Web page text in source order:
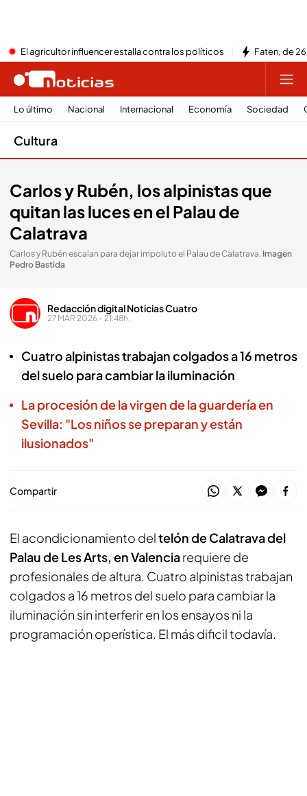
El agricultor influencer estalla contra los políticos Faten, de
Lo último Nacional Internacional Economía Sociedad
Cultura
Carlos y Rubén, los alpinistas que
quitan las luces en el Palau de
Calatrava
Carlos y Rubén escalan para dejar impoluto el Palau de Calatrava. Imagen
Pedro Bastida
Redacción digital Noticias Cuatro
27 MAR 2026 - 21:48h.
Cuatro alpinistas trabajan colgados a 16 metros
del suelo para cambiar la iluminación
La procesión de la virgen de la guardería en
Sevilla: "Los niños se preparan y están
ilusionados"
Compartir
El acondicionamiento deltelón de Calatrava del
Palau de Les Arts, en Valenciarequiere de
profesionales de altura. Cuatro alpinistas trabajan
colgados a 16 metros del suelo para cambiar la
iluminación sin interferir en los ensayos ni la
programación operística. El más dificil todavía.